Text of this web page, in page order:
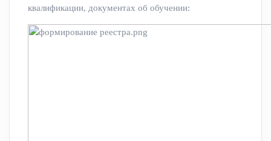
квалификации, документах об обучении: